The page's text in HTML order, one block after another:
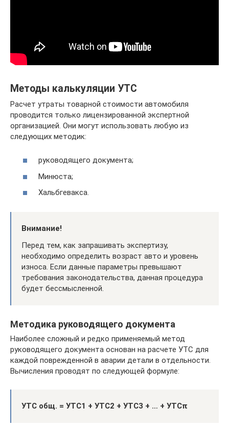
Методы калькуляции УТС
Расчет утраты товарной стоимости автомобиля
проводится только лицензированной экспертной
организацией. Они могут использовать любую из
следующих методик:
руководящего документа;
Минюста;
Хальбгевакса.
Внимание!
Перед тем, как запрашивать экспертизу,
необходимо определить возраст авто и уровень
износа. Если данные параметры превышают
требования законодательства, данная процедура
будет бессмысленной.
Методика руководящего документа
Наиболее сложный и редко применяемый метод
руководящего документа основан на расчете УТС для
каждой поврежденной в аварии детали в отдельности.
Вычисления проводят по следующей формуле:
УТС общ. = УТС1 + УТС2 + УТС3 + … + УТСπ